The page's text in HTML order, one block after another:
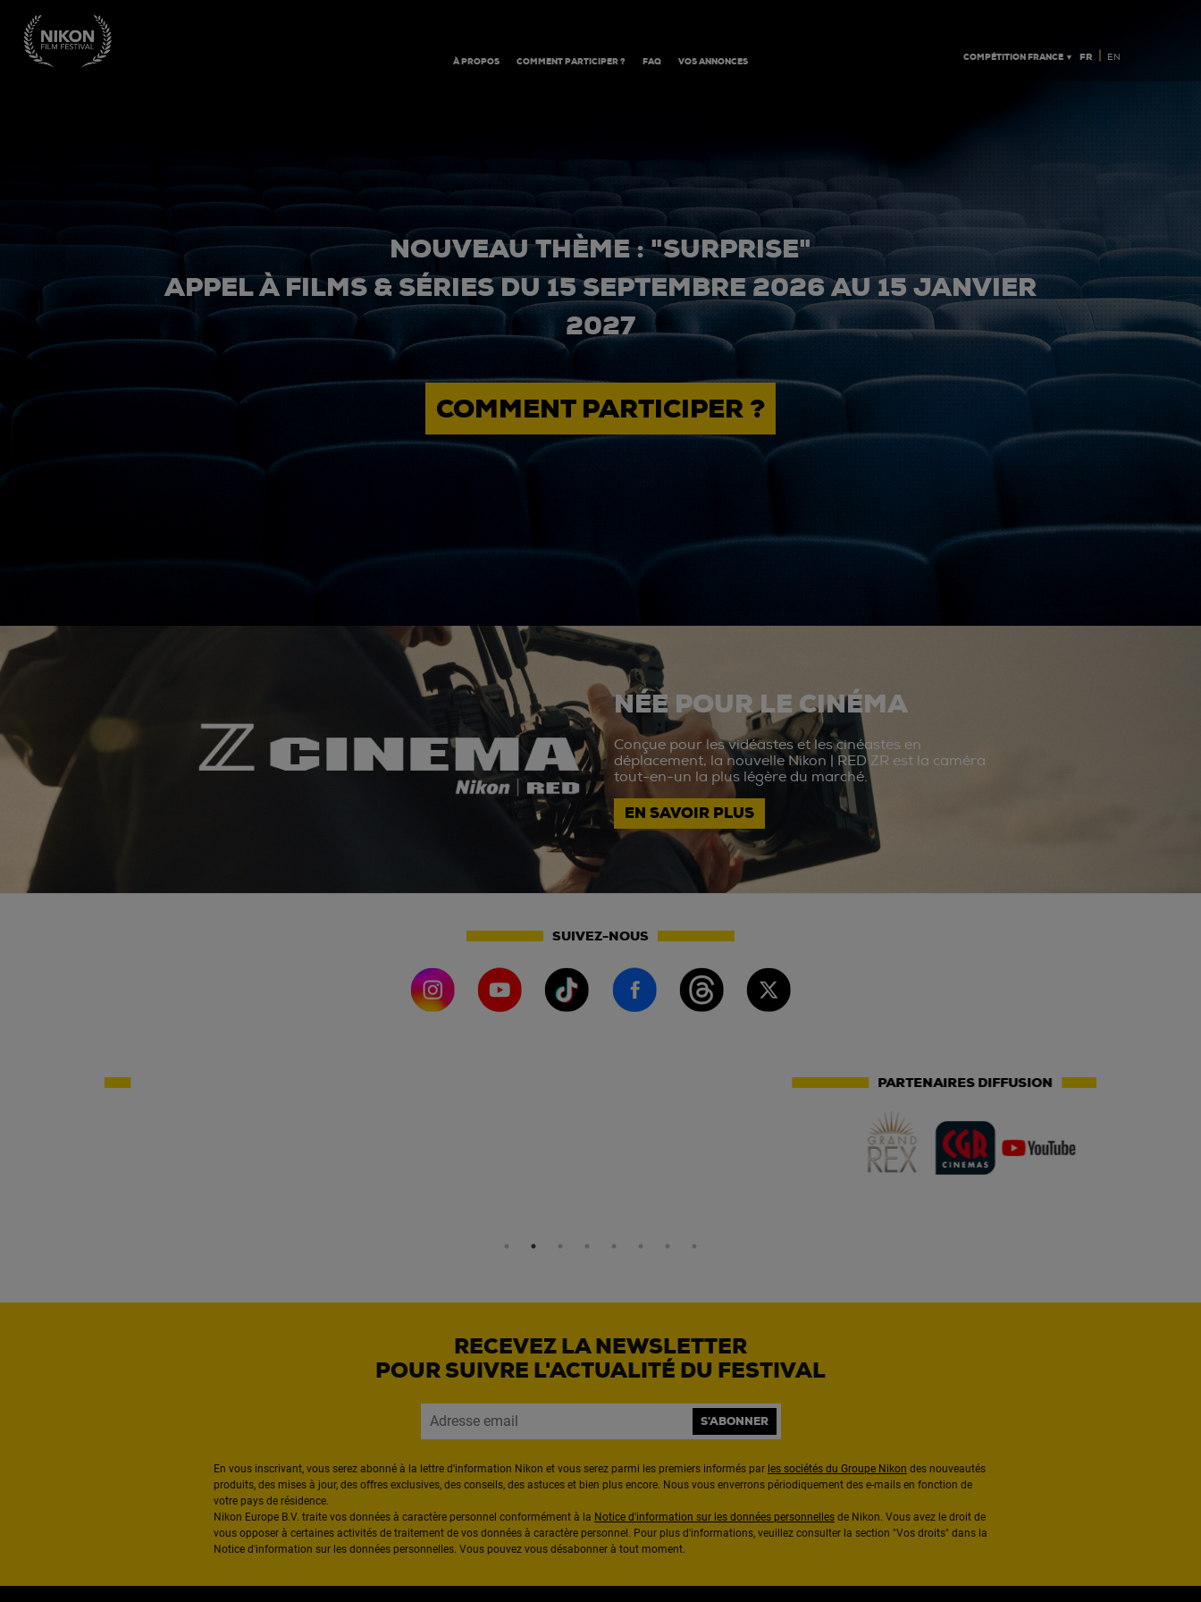
À PROPOS COMMENT PARTICIPER ? FAQ VOS ANNONCES COMPÉTITION FRANCE ▼ FR | EN
NOUVEAU THÈME : "SURPRISE"
APPEL À FILMS & SÉRIES DU 15 SEPTEMBRE 2026 AU 15 JANVIER
2027
COMMENT PARTICIPER ?
NÉE POUR LE CINÉMA
Conçue pour les vidéastes et les cinéastes en
déplacement, la nouvelle Nikon | RED ZR est la caméra
tout-en-un la plus légère du marché.
EN SAVOIR PLUS
SUIVEZ-NOUS
RECEVEZ LA NEWSLETTER
POUR SUIVRE L'ACTUALITÉ DU FESTIVAL
S'ABONNER
En vous inscrivant, vous serez abonné à la lettre d'information Nikon et vous serez parmi les premiers informés par les sociétés du Groupe Nikon des nouveautés
produits, des mises à jour, des offres exclusives, des conseils, des astuces et bien plus encore. Nous vous enverrons périodiquement des e-mails en fonction de
votre pays de résidence.
Nikon Europe B.V. traite vos données à caractère personnel conformément à la Notice d'information sur les données personnelles de Nikon. Vous avez le droit de
vous opposer à certaines activités de traitement de vos données à caractère personnel. Pour plus d'informations, veuillez consulter la section "Vos droits" dans la
Notice d'information sur les données personnelles. Vous pouvez vous désabonner à tout moment.